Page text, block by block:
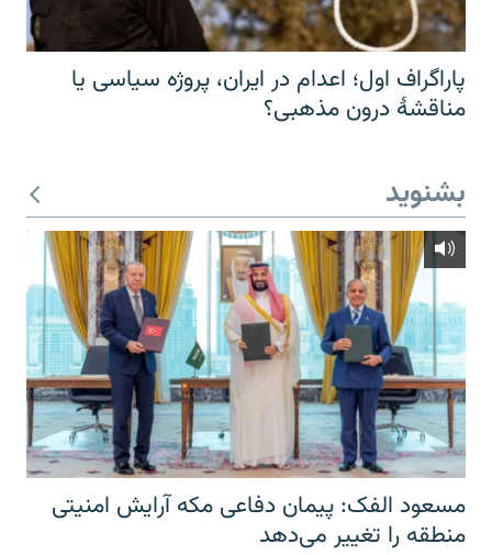
پاراگراف اول؛ اعدام در ایران، پروژه سیاسی یا
مناقشهٔ درون مذهبی؟
بشنوید
مسعود الفک: پیمان دفاعی مکه آرایش امنیتی
منطقه را تغییر می‌دهد